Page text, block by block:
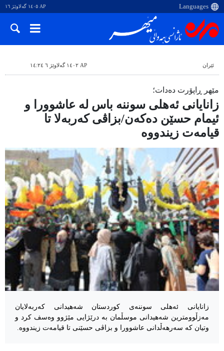
AP ١٤٠٥ گەلاوێژ ١٦
ئێران AP ١٤٠٢ گەلاوێژ ٦ ١٤:٢٤
مێهر ڕاپۆرت دەدات؛
زانایانی ئەهلی سوننە باس لە عاشوورا و
ئیمام حسێن دەکەن/بزاڤی کەربەلا تا
قیامەت زیندووە
زانایانی ئەهلی سوننەی کوردستان شەهیدانی کەربەلایان
مەزڵوومترین شەهیدانی موسڵمان بە درێژایی مێژوو وەسف کرد و
وتیان کە سەرهەڵدانی عاشوورا و بزاڤی حسێنی تا قیامەت زیندووە.